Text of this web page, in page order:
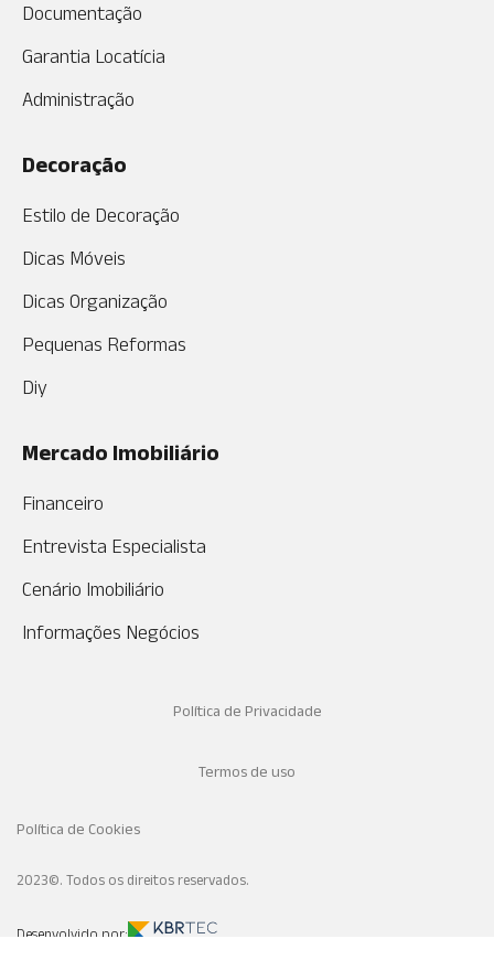
Documentação
Garantia Locatícia
Administração
Decoração
Estilo de Decoração
Dicas Móveis
Dicas Organização
Pequenas Reformas
Diy
Mercado Imobiliário
Financeiro
Entrevista Especialista
Cenário Imobiliário
Informações Negócios
Política de Privacidade
Termos de uso
Política de Cookies
2023©. Todos os direitos reservados.
Desenvolvido por: